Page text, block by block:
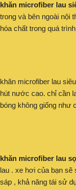
khăn microfiber lau
trong và bên ngoài nội
hóa chất trong quá
khăn microfiber lau
hút nước cao. chỉ cần
bóng không giống như
khăn microfiber lau
lau . xe hơi của bạn
sáp , khả năng tái sử